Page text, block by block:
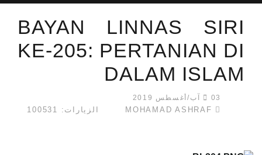
BAYAN LINNAS SIRI
KE-205: PERTANIAN DI
DALAM ISLAM
03 آب/أغسطس 2019
الزيارات: 100531